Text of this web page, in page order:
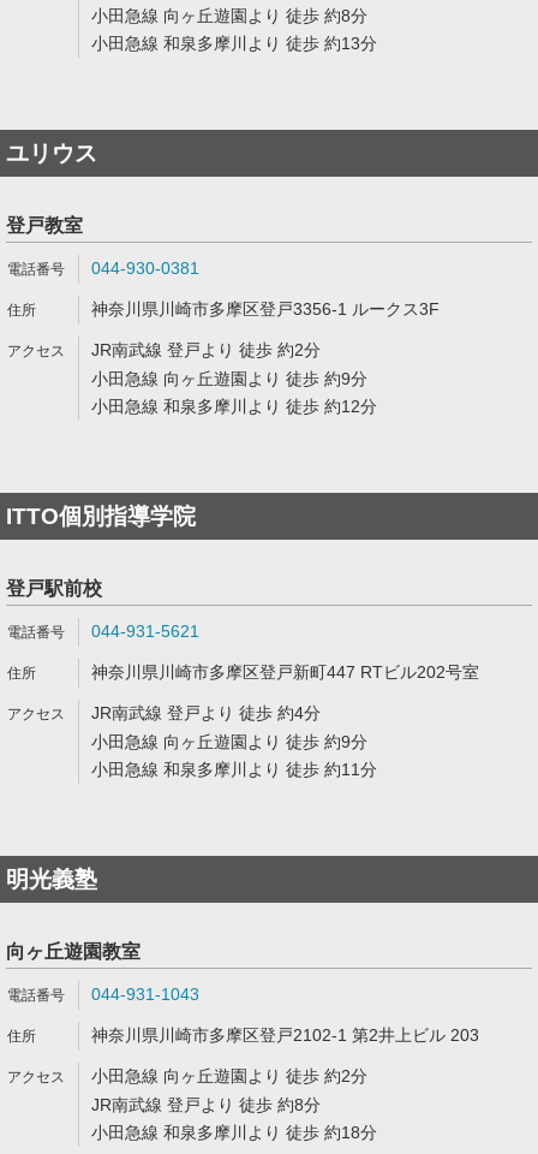
小田急線 向ヶ丘遊園より 徒歩 約8分
小田急線 和泉多摩川より 徒歩 約13分
ユリウス
登戸教室
044-930-0381
神奈川県川崎市多摩区登戸3356-1 ルークス3F
JR南武線 登戸より 徒歩 約2分
小田急線 向ヶ丘遊園より 徒歩 約9分
小田急線 和泉多摩川より 徒歩 約12分
ITTO個別指導学院
登戸駅前校
044-931-5621
神奈川県川崎市多摩区登戸新町447 RTビル202号室
JR南武線 登戸より 徒歩 約4分
小田急線 向ヶ丘遊園より 徒歩 約9分
小田急線 和泉多摩川より 徒歩 約11分
明光義塾
向ヶ丘遊園教室
044-931-1043
神奈川県川崎市多摩区登戸2102-1 第2井上ビル 203
小田急線 向ヶ丘遊園より 徒歩 約2分
JR南武線 登戸より 徒歩 約8分
小田急線 和泉多摩川より 徒歩 約18分